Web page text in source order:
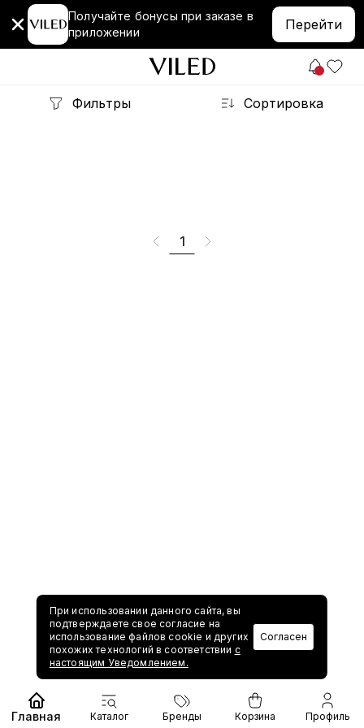
Получайте бонусы при заказе в
приложении
Перейти
Фильтры Сортировка
1
При использовании данного сайта, вы
подтверждаете свое согласие на
использование файлов cookie и других
похожих технологий в соответствии с
настоящим Уведомлением.
Согласен
Главная Каталог Бренды Корзина Профиль